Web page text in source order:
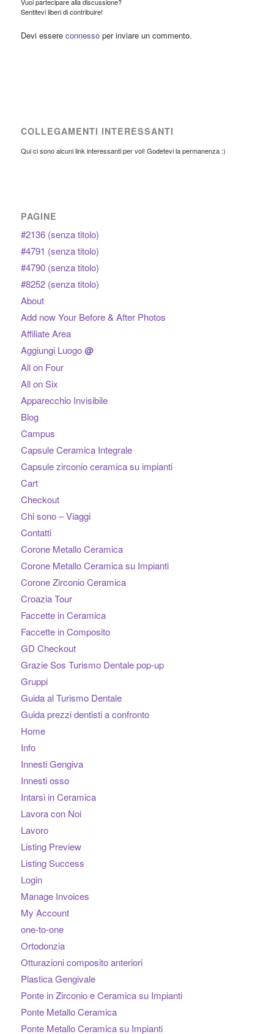
Sentitevi liberi di contribuire!
Devi essere connessoper inviare un commento.
COLLEGAMENTI INTERESSANTI
Qui ci sono alcuni link interessanti per voi! Godetevi la permanenza :)
PAGINE
#2136 (senza titolo)
#4791 (senza titolo)
#4790 (senza titolo)
#8252 (senza titolo)
About
Add now Your Before & After Photos
Affiliate Area
Aggiungi Luogo@
All on Four
All on Six
Apparecchio Invisibile
Blog
Campus
Capsule Ceramica Integrale
Capsule zirconio ceramica su impianti
Cart
Checkout
Chi sono – Viaggi
Contatti
Corone Metallo Ceramica
Corone Metallo Ceramica su Impianti
Corone Zirconio Ceramica
Croazia Tour
Faccette in Ceramica
Faccette in Composito
GD Checkout
Grazie Sos Turismo Dentale pop-up
Gruppi
Guida al Turismo Dentale
Guida prezzi dentisti a confronto
Home
Info
Innesti Gengiva
Innesti osso
Intarsi in Ceramica
Lavora con Noi
Lavoro
Listing Preview
Listing Success
Login
Manage Invoices
My Account
one-to-one
Ortodonzia
Otturazioni composito anteriori
Plastica Gengivale
Ponte in Zirconio e Ceramica su Impianti
Ponte Metallo Ceramica
Ponte Metallo Ceramica su Impianti